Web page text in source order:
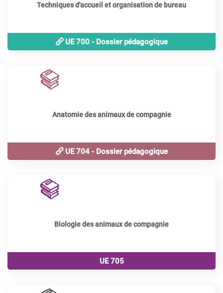
Techniques d'accueil et organisation de bureau
UE 700 - Dossier pédagogique
Anatomie des animaux de compagnie
UE 704 - Dossier pédagogique
Biologie des animaux de compagnie
UE 705